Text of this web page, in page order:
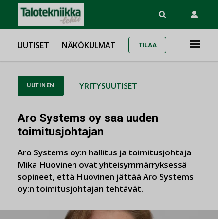
UUTISET NÄKÖKULMAT TILAA
UUTINEN YRITYSUUTISET
Aro Systems oy saa uuden
toimitusjohtajan
Aro Systems oy:n hallitus ja toimitusjohtaja
Mika Huovinen ovat yhteisymmärryksessä
sopineet, että Huovinen jättää Aro Systems
oy:n toimitusjohtajan tehtävät.